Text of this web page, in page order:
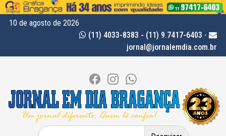
10 de agosto de 2026
(11) 4033-8383 - (11) 9.7417-6403 -
jornal@jornalemdia.com.br
Pesquisar